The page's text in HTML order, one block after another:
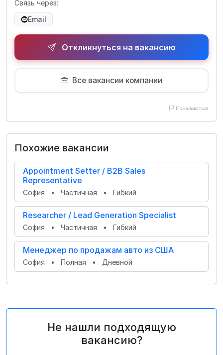
Связь через:
Email
Откликнуться на вакансию
Все вакансии компании
Пожаловаться
Похожие вакансии
Appointment Setter / B2B Sales
Representative
София • Частичная • Гибкий
Researcher / Lead Generation Specialist
София • Частичная • Гибкий
Менеджер по продажам авто из США
София • Полная • Дневной
Не нашли подходящую
вакансию?